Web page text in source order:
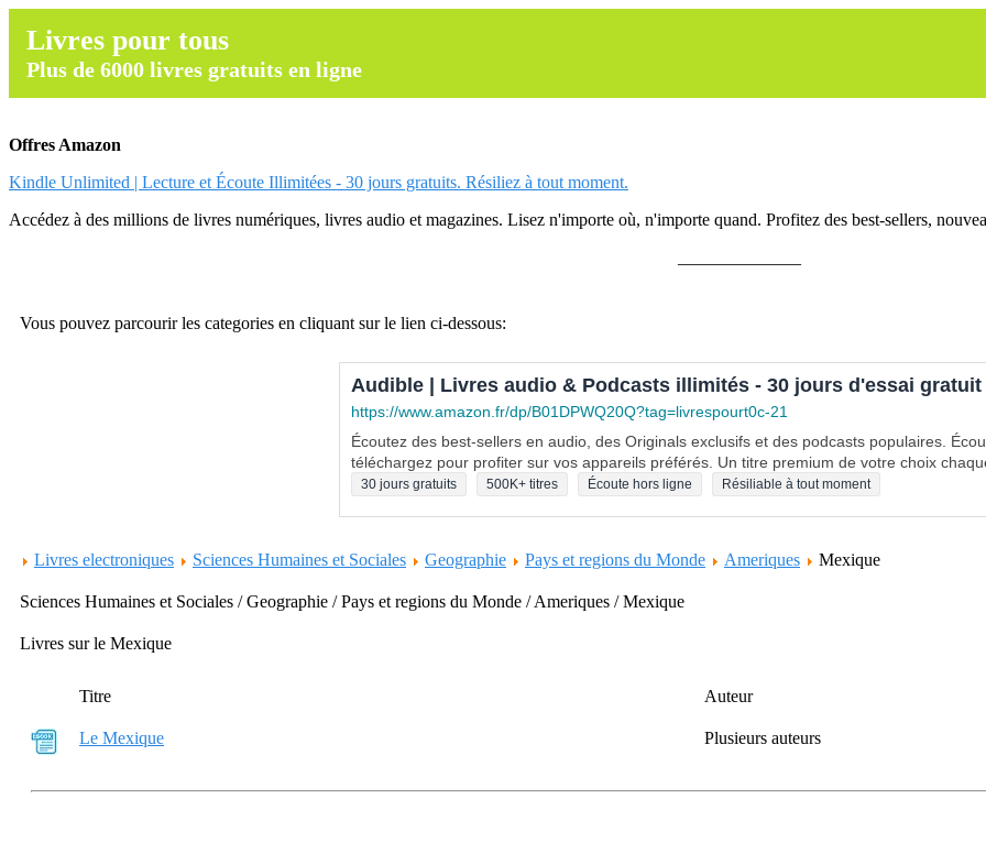
Livres pour tous
Plus de 6000 livres gratuits en ligne
Offres Amazon
Kindle Unlimited | Lecture et Écoute Illimitées - 30 jours gratuits. Résiliez à tout moment.
Accédez à des millions de livres numériques, livres audio et magazines. Lisez n'importe où, n'importe quand. Profitez des best-sellers,
Vous pouvez parcourir les categories en cliquant sur le lien ci-dessous:
Audible | Livres audio & Podcasts illimités - 30 jours d'essai gratuit
https://www.amazon.fr/dp/B01DPWQ20Q?tag=livrespourt0c-21
Écoutez des best-sellers en audio, des Originals exclusifs et des podcasts populaires.
téléchargez pour profiter sur vos appareils préférés. Un titre premium de votre choix
30 jours gratuits 500K+ titres Écoute hors ligne Résiliable à tout moment
Livres electroniques Sciences Humaines et Sociales Geographie Pays et regions du Monde Ameriques Mexique
Sciences Humaines et Sociales / Geographie / Pays et regions du Monde / Ameriques / Mexique
Livres sur le Mexique
Titre Auteur
Le Mexique Plusieurs auteurs